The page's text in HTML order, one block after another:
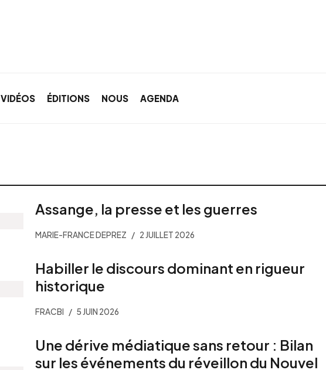
VIDÉOS ÉDITIONS NOUS AGENDA
Assange, la presse et les guerres
MARIE-FRANCE DEPREZ 2 JUILLET 2026
Habiller le discours dominant en rigueur
historique
FRACBI 5 JUIN 2026
Une dérive médiatique sans retour : Bilan
sur les événements du réveillon du Nouvel